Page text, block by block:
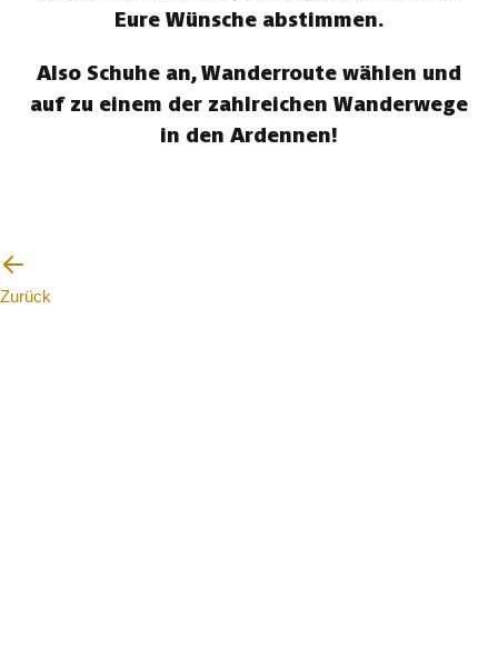
Eure Wünsche abstimmen.
Also Schuhe an, Wanderroute wählen und
auf zu einem der zahlreichen Wanderwege
in den Ardennen!
Zurück